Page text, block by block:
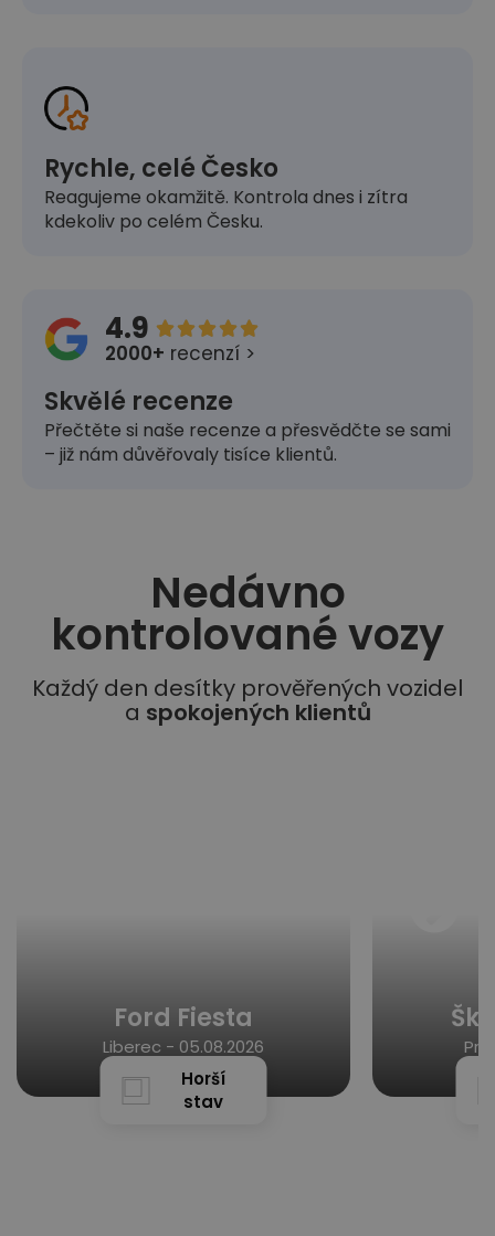
Rychle, celé Česko
Reagujeme okamžitě. Kontrola dnes i zítra
kdekoliv po celém Česku.
4.9 
2000+ recenzí >
Skvělé recenze
Přečtěte si naše recenze a přesvědčte se sami
– již nám důvěřovaly tisíce klientů.
Nedávno
kontrolované vozy​
Každý den desítky prověřených vozidel
a spokojených klientů
Ford Fiesta
Liberec - 05.08.2026
Horší
stav